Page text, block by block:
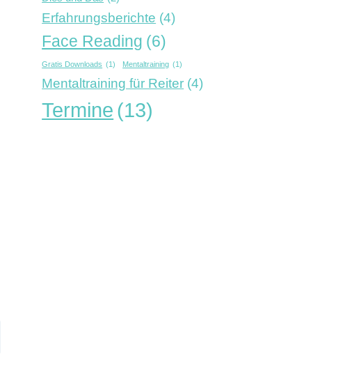
Erfahrungsberichte (4)
Face Reading (6)
Gratis Downloads (1) Mentaltraining (1)
Mentaltraining für Reiter (4)
Termine (13)